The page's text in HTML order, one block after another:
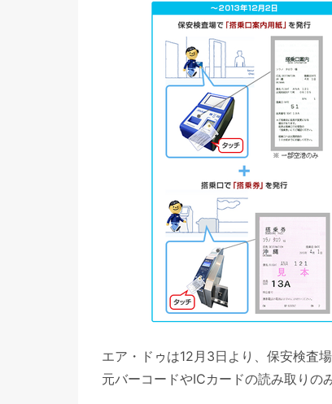
エア・ドゥは12月3日より、保安検査
元バーコードやICカードの読み取りの